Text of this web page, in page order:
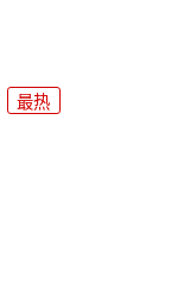
最热